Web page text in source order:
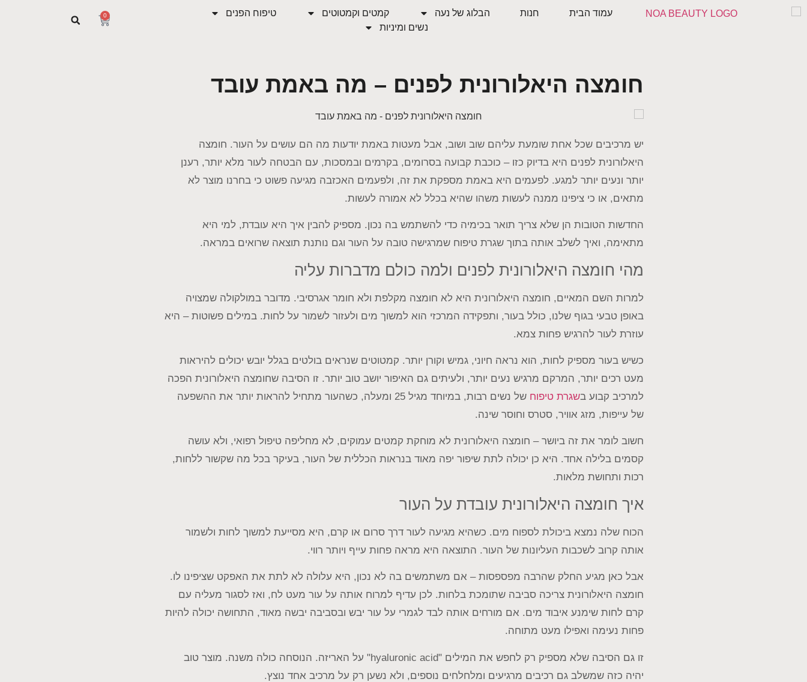
עמוד הבית חנות הבלוג של נעה קמטים וקמטוטים
טיפוח הפנים
נשים ומיניות
0
חומצה היאלורונית לפנים – מה באמת עובד
יש מרכיבים שכל אחת שומעת עליהם שוב ושוב, אבל מעטות באמת יודעות מה הם עושים על העור. חומצה
היאלורונית לפנים היא בדיוק כזו – כוכבת קבועה בסרומים, בקרמים ובמסכות, עם הבטחה לעור מלא יותר, רענן
יותר ונעים יותר למגע. לפעמים היא באמת מספקת את זה, ולפעמים האכזבה מגיעה פשוט כי בחרנו מוצר לא
מתאים, או כי ציפינו ממנה לעשות משהו שהיא בכלל לא אמורה לעשות.
החדשות הטובות הן שלא צריך תואר בכימיה כדי להשתמש בה נכון. מספיק להבין איך היא עובדת, למי היא
מתאימה, ואיך לשלב אותה בתוך שגרת טיפוח שמרגישה טובה על העור וגם נותנת תוצאה שרואים במראה.
מהי חומצה היאלורונית לפנים ולמה כולם מדברות עליה
למרות השם המאיים, חומצה היאלורונית היא לא חומצה מקלפת ולא חומר אגרסיבי. מדובר במולקולה שמצויה
באופן טבעי בגוף שלנו, כולל בעור, ותפקידה המרכזי הוא למשוך מים ולעזור לשמור על לחות. במילים פשוטות – היא
עוזרת לעור להרגיש פחות צמא.
כשיש בעור מספיק לחות, הוא נראה חיוני, גמיש וקורן יותר. קמטוטים שנראים בולטים בגלל יובש יכולים להיראות
מעט רכים יותר, המרקם מרגיש נעים יותר, ולעיתים גם האיפור יושב טוב יותר. זו הסיבה שחומצה היאלורונית הפכה
למרכיב קבוע בשגרת טיפוח
של נשים רבות, במיוחד מגיל 25 ומעלה, כשהעור מתחיל להראות יותר את ההשפעה
של עייפות, מזג אוויר, סטרס וחוסר שינה.
חשוב לומר את זה ביושר – חומצה היאלורונית לא מוחקת קמטים עמוקים, לא מחליפה טיפול רפואי, ולא עושה
קסמים בלילה אחד. היא כן יכולה לתת שיפור יפה מאוד בנראות הכללית של העור, בעיקר בכל מה שקשור ללחות,
רכות ותחושת מלאות.
איך חומצה היאלורונית עובדת על העור
הכוח שלה נמצא ביכולת לספוח מים. כשהיא מגיעה לעור דרך סרום או קרם, היא מסייעת למשוך לחות ולשמור
אותה קרוב לשכבות העליונות של העור. התוצאה היא מראה פחות עייף ויותר רווי.
אבל כאן מגיע החלק שהרבה מפספסות – אם משתמשים בה לא נכון, היא עלולה לא לתת את האפקט שציפינו לו.
חומצה היאלורונית צריכה סביבה שתומכת בלחות. לכן עדיף למרוח אותה על עור מעט לח, ואז לסגור מעליה עם
קרם לחות שימנע איבוד מים. אם מורחים אותה לבד לגמרי על עור יבש ובסביבה יבשה מאוד, התחושה יכולה להיות
פחות נעימה ואפילו מעט מתוחה.
זו גם הסיבה שלא מספיק רק לחפש את המילים "hyaluronic acid" על האריזה. הנוסחה כולה משנה. מוצר טוב
יהיה כזה שמשלב גם רכיבים מרגיעים ומלחלחים נוספים, ולא נשען רק על מרכיב אחד נוצץ.